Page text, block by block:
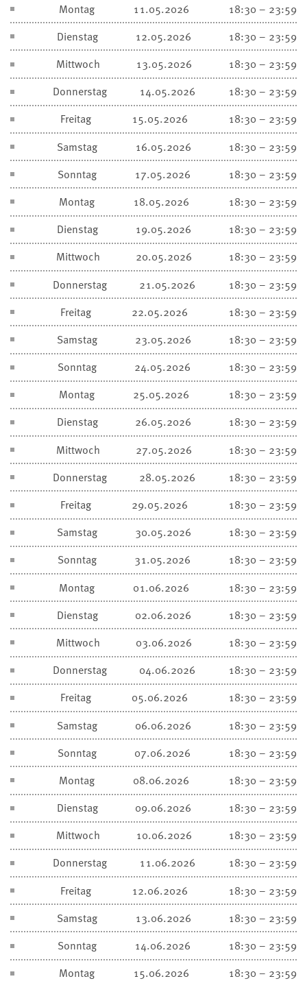
Montag 11.05.2026
18:30 – 23:59
Dienstag
12.05.2026
18:30 – 23:59
Mittwoch
13.05.2026
18:30 – 23:59
Donnerstag
14.05.2026
18:30 – 23:59
Freitag
15.05.2026
18:30 – 23:59
Samstag
16.05.2026
18:30 – 23:59
Sonntag
17.05.2026
18:30 – 23:59
Montag
18.05.2026
18:30 – 23:59
Dienstag
19.05.2026
18:30 – 23:59
Mittwoch
20.05.2026
18:30 – 23:59
Donnerstag
21.05.2026
18:30 – 23:59
Freitag
22.05.2026
18:30 – 23:59
Samstag
23.05.2026
18:30 – 23:59
Sonntag
24.05.2026
18:30 – 23:59
Montag
25.05.2026
18:30 – 23:59
Dienstag
26.05.2026
18:30 – 23:59
Mittwoch
27.05.2026
18:30 – 23:59
Donnerstag
28.05.2026
18:30 – 23:59
Freitag
29.05.2026
18:30 – 23:59
Samstag
30.05.2026
18:30 – 23:59
Sonntag
31.05.2026
18:30 – 23:59
Montag
01.06.2026
18:30 – 23:59
Dienstag
02.06.2026
18:30 – 23:59
Mittwoch
03.06.2026
18:30 – 23:59
Donnerstag
04.06.2026
18:30 – 23:59
Freitag
05.06.2026
18:30 – 23:59
Samstag
06.06.2026
18:30 – 23:59
Sonntag
07.06.2026
18:30 – 23:59
Montag
08.06.2026
18:30 – 23:59
Dienstag
09.06.2026
18:30 – 23:59
Mittwoch
10.06.2026
18:30 – 23:59
Donnerstag
11.06.2026
18:30 – 23:59
Freitag
12.06.2026
18:30 – 23:59
Samstag
13.06.2026
18:30 – 23:59
Sonntag
14.06.2026
18:30 – 23:59
Montag
15.06.2026
18:30 – 23:59